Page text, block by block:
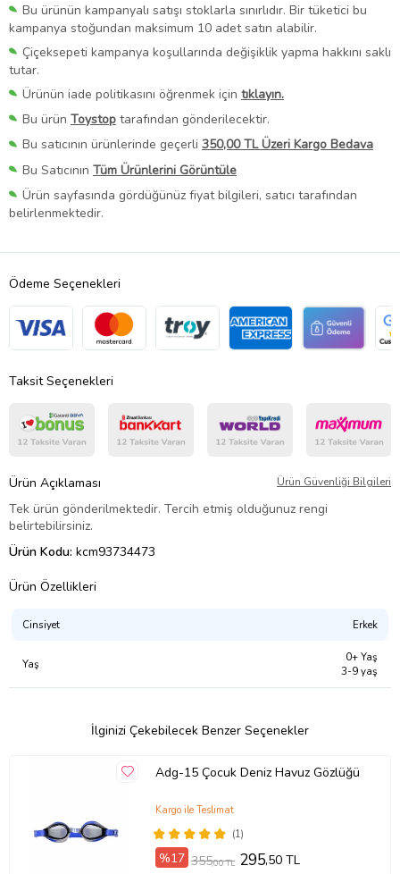
Bu ürünün kampanyalı satışı stoklarla sınırlıdır. Bir tüketici bu
kampanya stoğundan maksimum 10 adet satın alabilir.
Çiçeksepeti kampanya koşullarında değişiklik yapma hakkını saklı
tutar.
Ürünün iade politikasını öğrenmek için tıklayın.
Bu ürün Toystop tarafından gönderilecektir.
Bu satıcının ürünlerinde geçerli 350,00 TL Üzeri Kargo Bedava
Bu Satıcının Tüm Ürünlerini Görüntüle
Ürün sayfasında gördüğünüz fiyat bilgileri, satıcı tarafından
belirlenmektedir.
Ödeme Seçenekleri
Taksit Seçenekleri
Ürün Açıklaması Ürün Güvenliği Bilgileri
Tek ürün gönderilmektedir. Tercih etmiş olduğunuz rengi
belirtebilirsiniz.
Ürün Kodu: kcm93734473
Ürün Özellikleri
Cinsiyet Erkek
Yaş
0+ Yaş
3-9 yaş
İlginizi Çekebilecek Benzer Seçenekler
Adg-15 Çocuk Deniz Havuz Gözlüğü
(1)
Kargo ile Teslimat
%17 355,00 TL 295,50 TL